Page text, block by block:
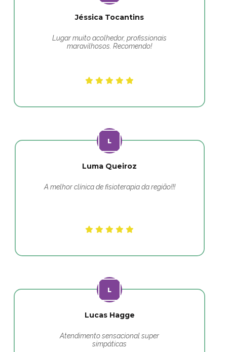
Jéssica Tocantins
Lugar muito acolhedor, profissionais
maravilhosos. Recomendo!
Luma Queiroz
A melhor clínica de fisioterapia da região!!!
Lucas Hagge
Atendimento sensacional super
simpáticas